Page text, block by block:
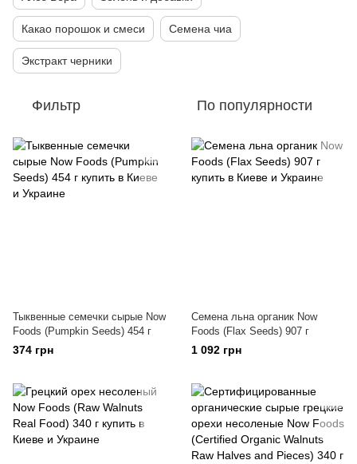
Какао порошок и смеси Семена чиа
Экстракт черники
Фильтр По популярности
Тыквенные семечки сырые Now
Foods (Pumpkin Seeds) 454 г
374 грн
Семена льна органик Now
Foods (Flax Seeds) 907 г
1 092 грн